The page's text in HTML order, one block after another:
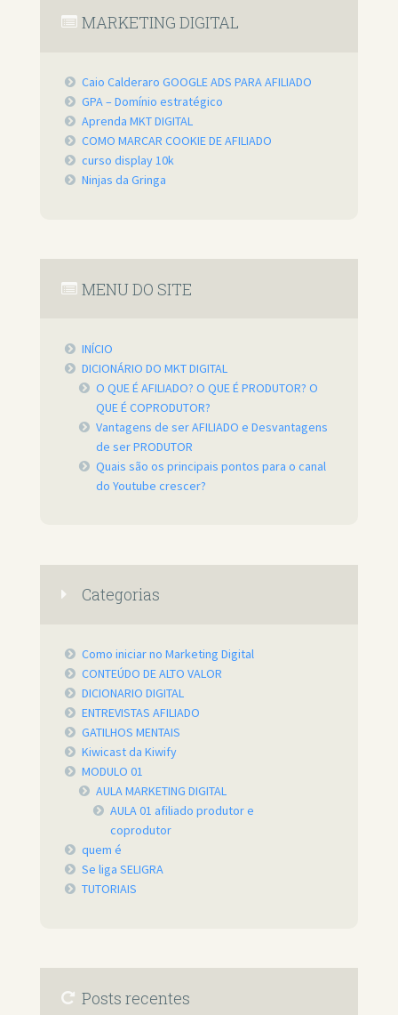
MARKETING DIGITAL
Caio Calderaro GOOGLE ADS PARA AFILIADO
GPA – Domínio estratégico
Aprenda MKT DIGITAL
COMO MARCAR COOKIE DE AFILIADO
curso display 10k
Ninjas da Gringa
MENU DO SITE
INÍCIO
DICIONÁRIO DO MKT DIGITAL
O QUE É AFILIADO? O QUE É PRODUTOR? O
QUE É COPRODUTOR?
Vantagens de ser AFILIADO e Desvantagens
de ser PRODUTOR
Quais são os principais pontos para o canal
do Youtube crescer?
Categorias
Como iniciar no Marketing Digital
CONTEÚDO DE ALTO VALOR
DICIONARIO DIGITAL
ENTREVISTAS AFILIADO
GATILHOS MENTAIS
Kiwicast da Kiwify
MODULO 01
AULA MARKETING DIGITAL
AULA 01 afiliado produtor e
coprodutor
quem é
Se liga SELIGRA
TUTORIAIS
Posts recentes